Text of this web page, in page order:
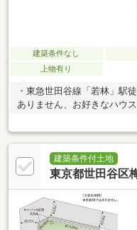
建築条件なし
上物有り
・東急世田谷線「若林」駅
ありません、お好きなハウ
約610ｍ・若林小学校:約660
レブン世田谷若林４丁目店:
の杜店:約700ｍ建築条件付土地
東京都世田谷区